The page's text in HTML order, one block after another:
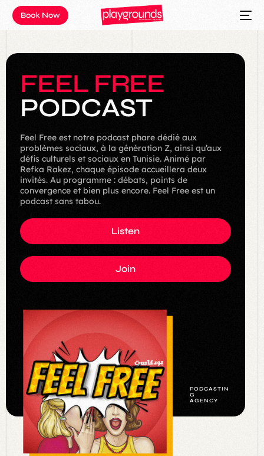
Book Now
FEEL FREE
PODCAST
Feel Free est notre podcast phare dédié aux
problèmes sociaux, à la génération Z, ainsi qu’aux
défis culturels et sociaux en Tunisie. Animé par
Refka Rakez, chaque épisode accueillera deux
invités. Au programme : débats, points de
convergence et bien plus encore. Feel Free est un
podcast sans tabou.
Listen
Join
PODCASTI N
G
AGENCY